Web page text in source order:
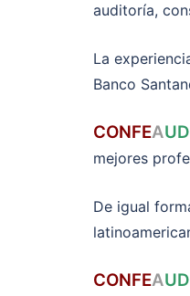
auditoría,
La
Banco
CONFEA
mejores
De igual
CONFEA